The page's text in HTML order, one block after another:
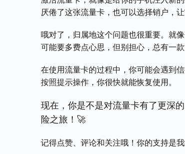
厌倦了这张流量卡，也可以选择销户，
哦对了，归属地这个问题也很重要。就
可能要多费点心思，但别担心，总有一款
在使用流量卡的过程中，你可能会遇到
按照提示操作，你很快就能恢复使用。
现在，你是不是对流量卡有了更深
险之旅！🚀
记得点赞、评论和关注哦！你的支持是